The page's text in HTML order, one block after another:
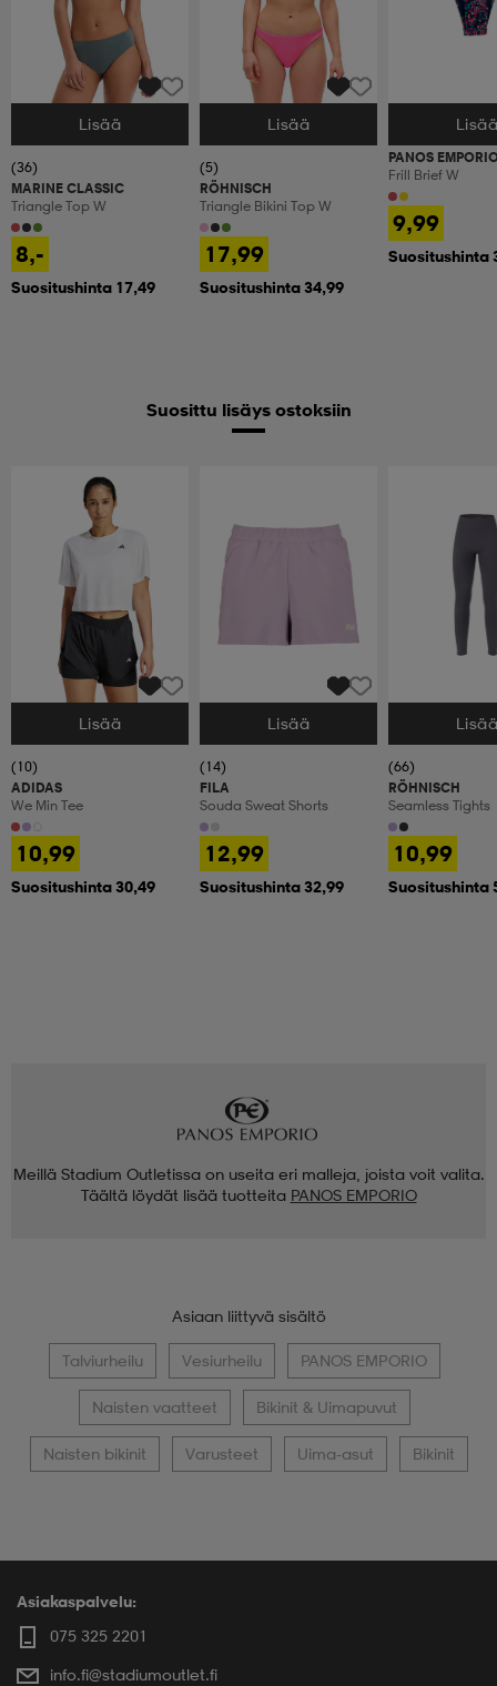
Valitse Koko
Lisää
(36)
MARINE CLASSIC
Triangle Top W
8,-
Suositushinta 17,49
Valitse Koko
Lisää
(5)
RÖHNISCH
Triangle Bikini Top W
17,99
Suositushinta 34,99
Valitse Koko
PANOS
Frill Brief W
9,99
Suositushinta
Suosittu lisäys ostoksiin
Valitse Koko
Lisää
(10)
ADIDAS
We Min Tee
10,99
Suositushinta 30,49
Valitse Koko
Lisää
(14)
FILA
Souda Sweat Shorts
12,99
Suositushinta 32,99
Valitse Koko
(66)
RÖHNISCH
Seamless Tights
10,99
Suositushinta
Meillä Stadium Outletissa on useita eri malleja, joista voit valita.
Täältä löydät lisää tuotteita PANOS EMPORIO
Asiaan liittyvä sisältö
Talviurheilu Vesiurheilu PANOS EMPORIO
Naisten vaatteet Bikinit & Uimapuvut
Naisten bikinit Varusteet Uima-asut Bikinit
Asiakaspalvelu:
075 325 2201
info.fi@stadiumoutlet.fi